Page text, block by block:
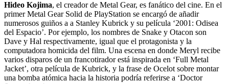
Hideo Kojima, el creador de Metal Gear, es fanático del cine. En el
primer Metal Gear Solid de PlayStation se encargó de añadir
numerosos guiños a a Stanley Kubrick y su película ‘2001: Odisea
del Espacio’. Por ejemplo, los nombres de Snake y Otacon son
Dave y Hal respectivamente, igual que el protagonista y la
computadora homicida del film. Una escena en donde Meryl recibe
varios disparos de un francotirador está inspirada en ‘Full Metal
Jacket’, otra película de Kubrick, y la frase de Ocelot sobre montar
una bomba atómica hacia la historia podría referirse a ‘Doctor